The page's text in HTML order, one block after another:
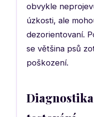
obvykle
úzkosti, ale
dezorientovaní.
se většina psů
poškození.